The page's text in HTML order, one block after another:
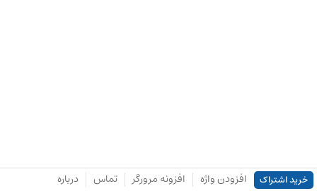
خرید اشتراک افزودن واژه افزونه مرورگر تماس درباره